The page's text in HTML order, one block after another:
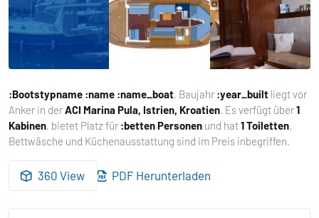
:Bootstypname :name :name_boat, Baujahr :year_built liegt vor
Anker in derACI Marina Pula, Istrien, Kroatien. Es verfügt über1
Kabinen, bietet Platz für :betten Personen und hat1 Toiletten.
Bettwäsche und Küchenausstattung sind im Preis inbegriffen.
360 View PDF Herunterladen